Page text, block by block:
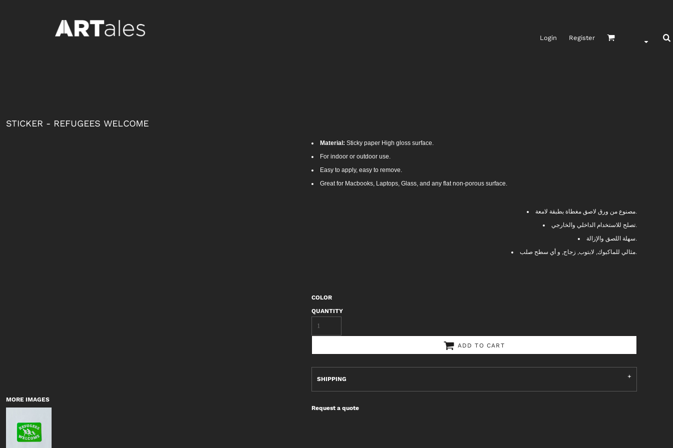
Login Register
STICKER - REFUGEES WELCOME
MORE IMAGES
Material: Sticky paper High gloss surface.
For indoor or outdoor use.
Easy to apply, easy to remove.
Great for Macbooks, Laptops, Glass, and any flat non-porous surface.
مصنوع من ورق لاصق مغطاة بطبقة لامعة.
تصلح للاستخدام الداخلي والخارجي.
سهلة اللصق والإزالة.
مثالي للماكبوك, لابتوب, زجاج, و أي سطح صلب.
COLOR
QUANTITY
ADD TO CART
SHIPPING
Request a quote
LOGIN
REGISTER